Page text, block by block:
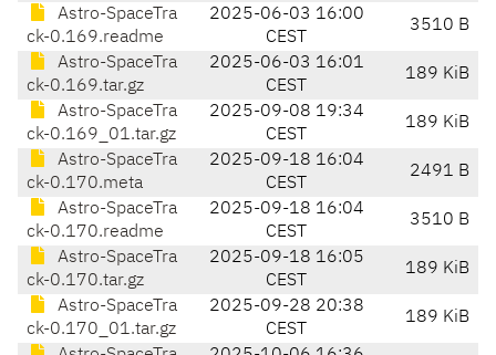
Astro-SpaceTra
ck-0.169.readme
2025-06-03 16:00
CEST
3510 B
Astro-SpaceTra
ck-0.169.tar.gz
2025-06-03 16:01
CEST
189 KiB
Astro-SpaceTra
ck-0.169_01.tar.gz
2025-09-08 19:34
CEST
189 KiB
Astro-SpaceTra
ck-0.170.meta
2025-09-18 16:04
CEST
2491 B
Astro-SpaceTra
ck-0.170.readme
2025-09-18 16:04
CEST
3510 B
Astro-SpaceTra
ck-0.170.tar.gz
2025-09-18 16:05
CEST
189 KiB
Astro-SpaceTra
ck-0.170_01.tar.gz
2025-09-28 20:38
CEST
189 KiB